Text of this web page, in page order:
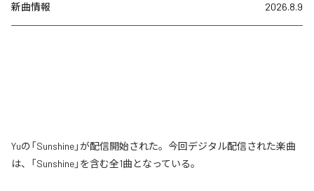
新曲情報 2026.8.9
Yuの「Sunshine」が配信開始された。今回デジタル配信された楽曲
は、「Sunshine」を含む全1曲となっている。